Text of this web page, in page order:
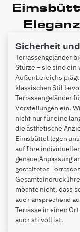
Sicherheit
Terrassengeländer
Stürze – sie sind ein
Außenbereichs
klassischen Stil
Terrassengeländer
Vorstellungen ein.
nicht nur für eine
die ästhetische
Eimsbüttel legen
auf Ihre
genaue Anpassung
gestaltetes
Gesamteindruck
möchte nicht, dass
auch ansprechend
Terrasse in einen
auch stilvoll ist.